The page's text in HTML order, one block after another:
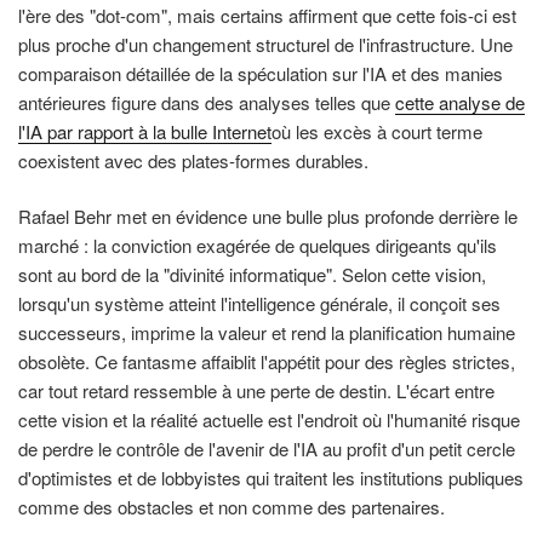
l'ère des "dot-com", mais certains affirment que cette fois-ci est
plus proche d'un changement structurel de l'infrastructure. Une
comparaison détaillée de la spéculation sur l'IA et des manies
antérieures figure dans des analyses telles quecette analyse de
l'IA par rapport à la bulle Internetoù les excès à court terme
coexistent avec des plates-formes durables.
Rafael Behr met en évidence une bulle plus profonde derrière le
marché : la conviction exagérée de quelques dirigeants qu'ils
sont au bord de la "divinité informatique". Selon cette vision,
lorsqu'un système atteint l'intelligence générale, il conçoit ses
successeurs, imprime la valeur et rend la planification humaine
obsolète. Ce fantasme affaiblit l'appétit pour des règles strictes,
car tout retard ressemble à une perte de destin. L'écart entre
cette vision et la réalité actuelle est l'endroit où l'humanité risque
de perdre le contrôle de l'avenir de l'IA au profit d'un petit cercle
d'optimistes et de lobbyistes qui traitent les institutions publiques
comme des obstacles et non comme des partenaires.